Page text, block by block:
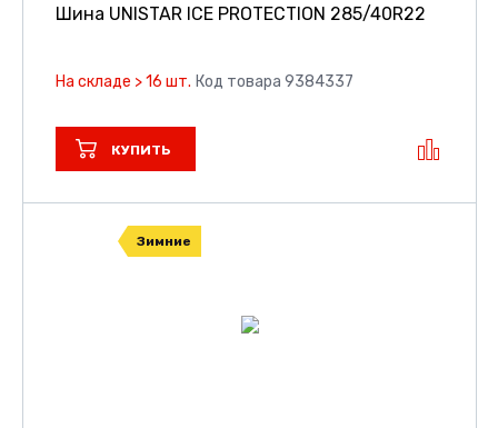
Шина UNISTAR ICE PROTECTION 285/40R22
На складе > 16 шт. Код товара 9384337
КУПИТЬ
Зимние